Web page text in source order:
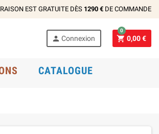
EST GRATUITE DÈS 1290 € DE COMMANDE
 Connexion  0,00 €
0
CATALOGUE